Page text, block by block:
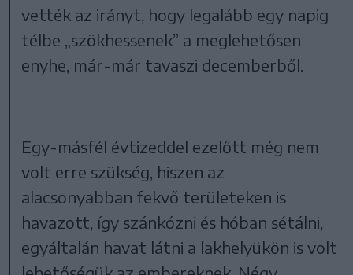
vették az irányt, hogy legalább egy napig
télbe „szökhessenek” a meglehetősen
enyhe, már-már tavaszi decemberből.
Egy-másfél évtizeddel ezelőtt még nem
volt erre szükség, hiszen az
alacsonyabban fekvő területeken is
havazott, így szánkózni és hóban sétálni,
egyáltalán havat látni a lakhelyükön is volt